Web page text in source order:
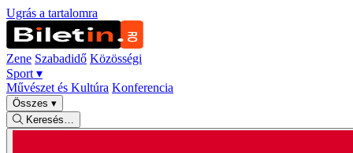
Ugrás a tartalomra
Zene Szabadidő Közösségi
Sport ▾
Művészet és Kultúra Konferencia
Összes ▾
Keresés…